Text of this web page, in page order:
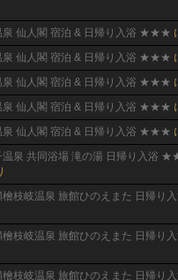
泉 仙人閣 宿泊 & 日帰り入浴 ★★★
泉 仙人閣 宿泊 & 日帰り入浴 ★★★
泉 仙人閣 宿泊 & 日帰り入浴 ★★★
泉 仙人閣 宿泊 & 日帰り入浴 ★★★
泉 仙人閣 宿泊 & 日帰り入浴 ★★★
温泉 共同浴場 滝の湯 日帰り入浴
檜枝岐温泉 旅館ひのえまた 日帰
檜枝岐温泉 旅館ひのえまた 日帰
檜枝岐温泉 旅館ひのえまた 日帰